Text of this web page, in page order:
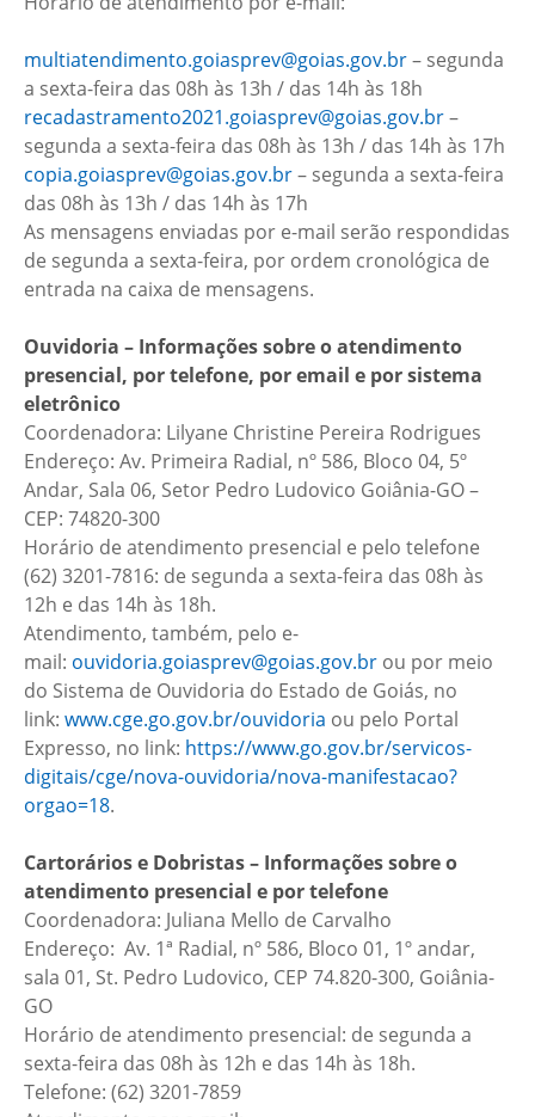
multiatendimento.goiasprev@goias.gov.br– segunda
a sexta-feira das 08h às 13h / das 14h às 18h
recadastramento2021.goiasprev@goias.gov.br–
segunda a sexta-feira das 08h às 13h / das 14h às 17h
copia.goiasprev@goias.gov.br– segunda a sexta-feira
das 08h às 13h / das 14h às 17h
As mensagens enviadas por e-mail serão respondidas
de segunda a sexta-feira, por ordem cronológica de
entrada na caixa de mensagens.
Ouvidoria – Informações sobre o atendimento
presencial, por telefone, por email e por sistema
eletrônico
Coordenadora: Lilyane Christine Pereira Rodrigues
Endereço: Av. Primeira Radial, nº 586, Bloco 04, 5º
Andar, Sala 06, Setor Pedro Ludovico Goiânia-GO –
CEP: 74820-300
Horário de atendimento presencial e pelo telefone
(62) 3201-7816: de segunda a sexta-feira das 08h às
12h e das 14h às 18h.
Atendimento, também, pelo e-
mail: ouvidoria.goiasprev@goias.gov.br ou por meio
do Sistema de Ouvidoria do Estado de Goiás, no
link: www.cge.go.gov.br/ouvidoria ou pelo Portal
Expresso, no link: https://www.go.gov.br/servicos-
digitais/cge/nova-ouvidoria/nova-manifestacao?
orgao=18.
Cartorários e Dobristas – Informações sobre o
atendimento presencial e por telefone
Coordenadora: Juliana Mello de Carvalho
Endereço: Av. 1ª Radial, nº 586, Bloco 01, 1º andar,
sala 01, St. Pedro Ludovico, CEP 74.820-300, Goiânia-
GO
Horário de atendimento presencial: de segunda a
sexta-feira das 08h às 12h e das 14h às 18h.
Telefone: (62) 3201-7859